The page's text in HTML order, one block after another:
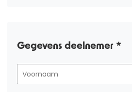
Gegevens deelnemer *